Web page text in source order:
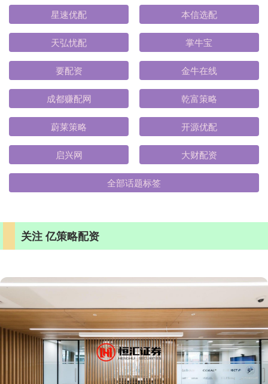
星速优配 本信选配
天弘忧配 掌牛宝
要配资 金牛在线
成都赚配网 乾富策略
蔚莱策略 开源优配
启兴网 大财配资
全部话题标签
关注 亿策略配资